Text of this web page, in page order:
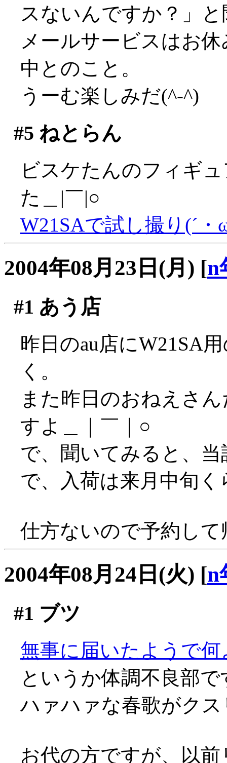
スないんですか？」
メールサービスはお
中とのこと。
うーむ楽しみだ(^-^)
#5 ねとらん
ビスケたんのフィギ
た＿|￣|○
W21SAで試し撮り(´・
2004年08月23日(月) [n
#1 あう店
昨日のau店にW21SA
く。
また昨日のおねえさ
すよ＿｜￣｜○
で、聞いてみると、
で、入荷は来月中旬
仕方ないので予約して
2004年08月24日(火) [n
#1 ブツ
無事に届いたようで
というか体調不良部
ハァハァな春歌がク
お代の方ですが、以